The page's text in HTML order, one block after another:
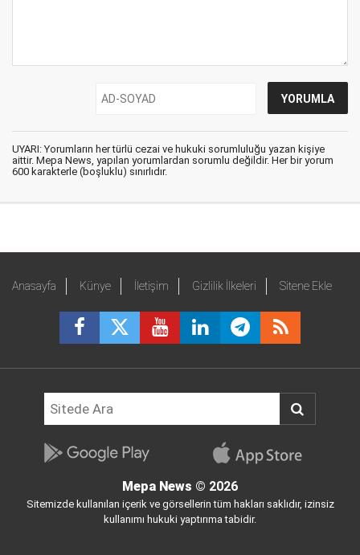
UYARI: Yorumların her türlü cezai ve hukuki sorumluluğu yazan kişiye
aittir. Mepa News, yapılan yorumlardan sorumlu değildir. Her bir yorum
600 karakterle (boşluklu) sınırlıdır.
Anasayfa Künye İletişim Gizlilik İlkeleri Sitene Ekle
Mepa News © 2026
Sitemizde kullanılan içerik ve görsellerin tüm hakları saklıdır, izinsiz
kullanımı hukuki yaptırıma tabidir.